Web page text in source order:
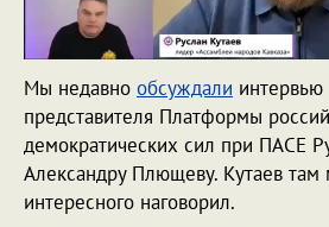
Мы недавно обсуждали интервью
представителя Платформы
демократических сил при ПАСЕ
Александру Плющеву. Кутаев там
интересного наговорил.